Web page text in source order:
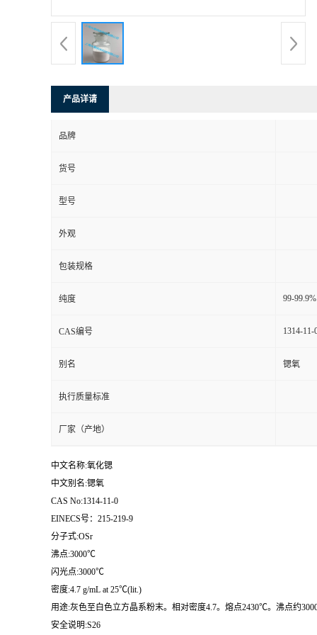
产品详请
品牌
货号
型号
外观
包装规格
纯度 99-99.9%
CAS编号 1314-11-
别名 锶氧
执行质量标准
厂家（产地）
中文名称:氧化锶
中文别名:锶氧
CAS No:1314-11-0
EINECS号：215-219-9
分子式:OSr
沸点:3000℃
闪光点:3000℃
密度:4.7 g/mL at 25℃(lit.)
用途:灰色至白色立方晶系粉末。相对密度4.7。熔点2430℃。沸点约
安全说明:S26